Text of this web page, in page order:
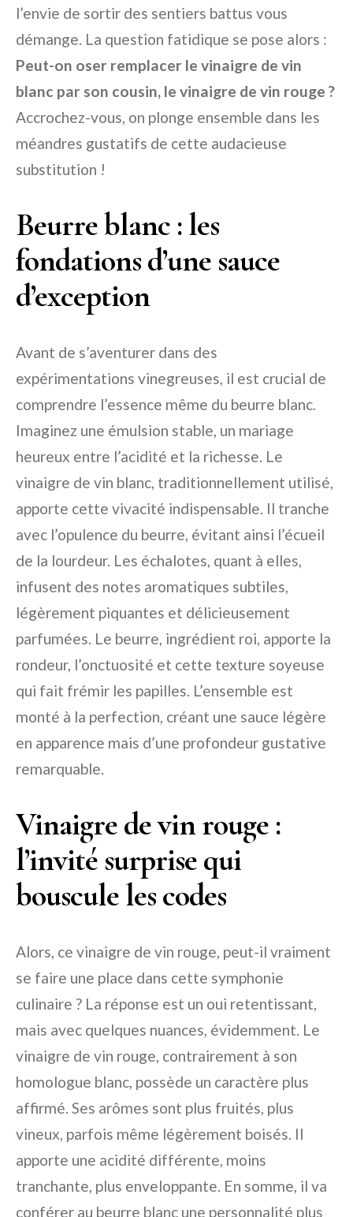
l’envie de sortir des sentiers battus vous
démange. La question fatidique se pose alors :
Peut-on oser remplacer le vinaigre de vin
blanc par son cousin, le vinaigre de vin rouge ?
Accrochez-vous, on plonge ensemble dans les
méandres gustatifs de cette audacieuse
substitution !
Beurre blanc : les
fondations d’une sauce
d’exception
Avant de s’aventurer dans des
expérimentations vinegreuses, il est crucial de
comprendre l’essence même du beurre blanc.
Imaginez une émulsion stable, un mariage
heureux entre l’acidité et la richesse. Le
vinaigre de vin blanc, traditionnellement utilisé,
apporte cette vivacité indispensable. Il tranche
avec l’opulence du beurre, évitant ainsi l’écueil
de la lourdeur. Les échalotes, quant à elles,
infusent des notes aromatiques subtiles,
légèrement piquantes et délicieusement
parfumées. Le beurre, ingrédient roi, apporte la
rondeur, l’onctuosité et cette texture soyeuse
qui fait frémir les papilles. L’ensemble est
monté à la perfection, créant une sauce légère
en apparence mais d’une profondeur gustative
remarquable.
Vinaigre de vin rouge :
l’invité surprise qui
bouscule les codes
Alors, ce vinaigre de vin rouge, peut-il vraiment
se faire une place dans cette symphonie
culinaire ? La réponse est un oui retentissant,
mais avec quelques nuances, évidemment. Le
vinaigre de vin rouge, contrairement à son
homologue blanc, possède un caractère plus
affirmé. Ses arômes sont plus fruités, plus
vineux, parfois même légèrement boisés. Il
apporte une acidité différente, moins
tranchante, plus enveloppante. En somme, il va
conférer au beurre blanc une personnalité plus